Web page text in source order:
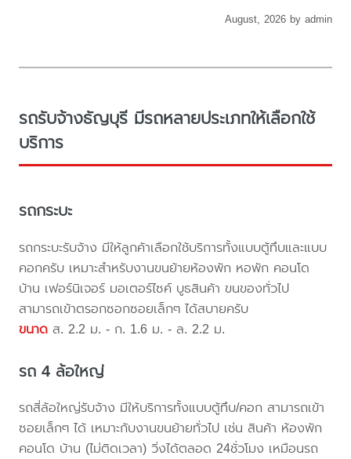
August, 2026 by admin
รถรับจ้างธัญบุรี มีรถหลายประเภทให้เลือกใช้
บริการ
รถกระบะ
รถกระบะรับจ้าง มีให้ลูกค้าเลือกใช้บริการทั้งแบบตู้ทึบและแบบ
คอกครับ เหมาะสำหรับงานขนย้ายห้องพัก หอพัก คอนโด
บ้าน เฟอร์นิเจอร์ มอเตอร์ไซค์ บูธสินค้า ขนของทั่วไป
สามารถเข้าตรอกซอกซอยเล็กๆ ได้สบายครับ
ขนาด ส. 2.2 ม. - ก. 1.6 ม. - ล. 2.2 ม.
รถ 4 ล้อใหญ่
รถสี่ล้อใหญ่รับจ้าง มีให้บริการทั้งแบบตู้ทึบ/คอก สามารถเข้า
ซอยเล็กๆ ได้ เหมาะกับงานขนย้ายทั่วไป เช่น สินค้า ห้องพัก
คอนโด บ้าน (ไม่ติดเวลา) วิ่งได้ตลอด 24ชั่วโมง เหมือนรถ